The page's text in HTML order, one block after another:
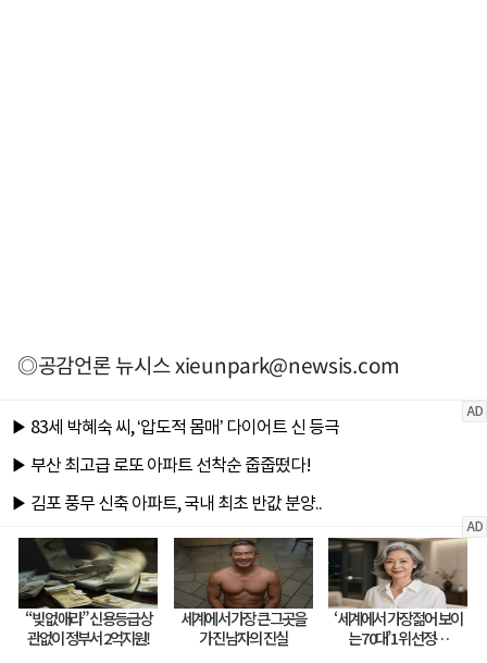
◎공감언론 뉴시스xieunpark@newsis.com